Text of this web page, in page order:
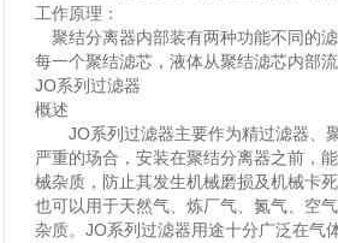
工作原理：
聚结分离器内部装有两种功能不同的
每一个聚结滤芯，液体从聚结滤芯内部
JO系列过滤器
概述
JO系列过滤器主要作为精过滤器、聚
严重的场合，安装在聚结分离器之前，
械杂质，防止其发生机械磨损及机械卡
也可以用于天然气、炼厂气、氮气、空
杂质。JO系列过滤器用途十分广泛在气